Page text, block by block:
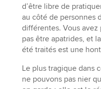
d’être libre de
au côté de personnes
différentes. Vous
pas être apatrides, et
été traités est une
Le plus tragique dans
ne pouvons pas nier